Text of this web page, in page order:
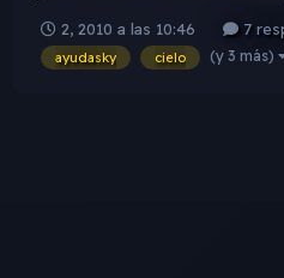
como poner el mapa mas
, gracias. si me aceis un tutorial
2, 2010 a las 10:46 7
ayudasky cielo (y 3 más)